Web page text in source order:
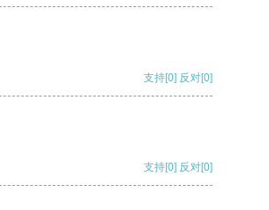
支持[0] 反对[0]
支持[0] 反对[0]